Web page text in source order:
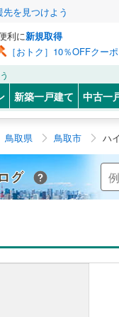
を見つけよう
利に新規取得
［おトク］10％OFFクー
新築一戸建て 中古一
鳥取県 鳥取市 ハ
Yahoo!不動産 マン